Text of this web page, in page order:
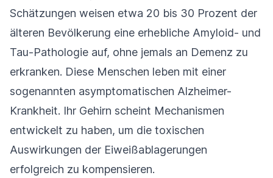
Schätzungen weisen etwa 20 bis 30 Prozent der
älteren Bevölkerung eine erhebliche Amyloid- und
Tau-Pathologie auf, ohne jemals an Demenz zu
erkranken. Diese Menschen leben mit einer
sogenannten asymptomatischen Alzheimer-
Krankheit. Ihr Gehirn scheint Mechanismen
entwickelt zu haben, um die toxischen
Auswirkungen der Eiweißablagerungen
erfolgreich zu kompensieren.